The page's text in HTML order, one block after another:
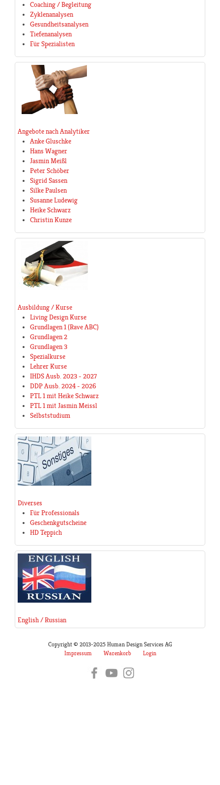
Coaching / Begleitung
Zyklenanalysen
Gesundheitsanalysen
Tiefenanalysen
Für Spezialisten
Angebote nach Analytiker
Anke Gluschke
Hans Wagner
Jasmin Meißl
Peter Schöber
Sigrid Sassen
Silke Paulsen
Susanne Ludewig
Heike Schwarz
Christin Kunze
Ausbildung / Kurse
Living Design Kurse
Grundlagen 1 (Rave ABC)
Grundlagen 2
Grundlagen 3
Spezialkurse
Lehrer Kurse
IHDS Ausb. 2023 - 2027
DDP Ausb. 2024 - 2026
PTL 1 mit Heike Schwarz
PTL 1 mit Jasmin Meissl
Selbststudium
Diverses
Für Professionals
Geschenkgutscheine
HD Teppich
English / Russian
Copyright © 2013-2025 Human Design Services AG
Impressum
Warenkorb Login